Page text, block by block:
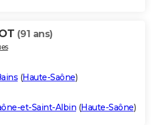
(91 ans)
(Haute-Saône)
et-Saint-Albin (Haute-Saône)